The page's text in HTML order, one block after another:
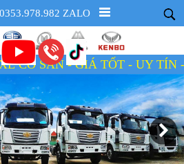
ZALO
- GIÁ TỐT - UY TÍN - TẬN